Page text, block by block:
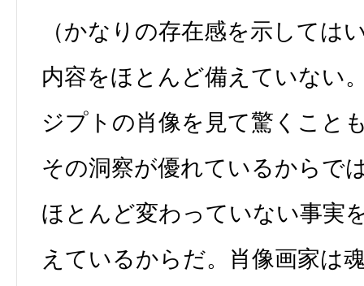
（かなりの存在感を示しては
内容をほとんど備えていない
ジプトの肖像を見て驚くこと
その洞察が優れているからで
ほとんど変わっていない事実
えているからだ。肖像画家は